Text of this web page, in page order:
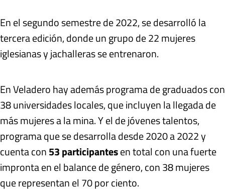
En el segundo semestre de 2022, se desarrolló la
tercera edición, donde un grupo de 22 mujeres
iglesianas y jachalleras se entrenaron.
En Veladero hay además programa de graduados con
38 universidades locales, que incluyen la llegada de
más mujeres a la mina. Y el de jóvenes talentos,
programa que se desarrolla desde 2020 a 2022 y
cuenta con53 participantesen total con una fuerte
impronta en el balance de género, con 38 mujeres
que representan el 70 por ciento.